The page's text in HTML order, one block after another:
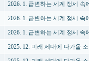
2026. 1. 급변하는 세계 정세
2026. 1. 급변하는 세계 정세
2026. 1. 급변하는 세계 정세
2025. 12. 미래 세대에 다가올